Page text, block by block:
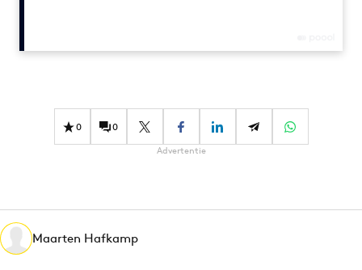
Effectiviteit
Gedragsverandering
Martech
Media
Merkstrategie
0 0
Advertentie
Maarten Hafkamp